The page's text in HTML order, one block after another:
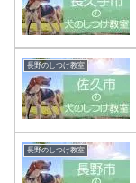
長野のしつけ教室
長野のしつけ教室